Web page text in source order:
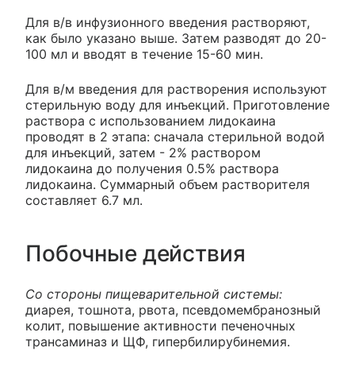
Для в/в инфузионного введения растворяют,
как было указано выше. Затем разводят до 20-
100 мл и вводят в течение 15-60 мин.
Для в/м введения для растворения используют
стерильную воду для инъекций. Приготовление
раствора с использованием лидокаина
проводят в 2 этапа: сначала стерильной водой
для инъекций, затем - 2% раствором
лидокаина до получения 0.5% раствора
лидокаина. Суммарный объем растворителя
составляет 6.7 мл.
Побочные действия
Со стороны пищеварительной системы:
диарея, тошнота, рвота, псевдомембранозный
колит, повышение активности печеночных
трансаминаз и ЩФ, гипербилирубинемия.